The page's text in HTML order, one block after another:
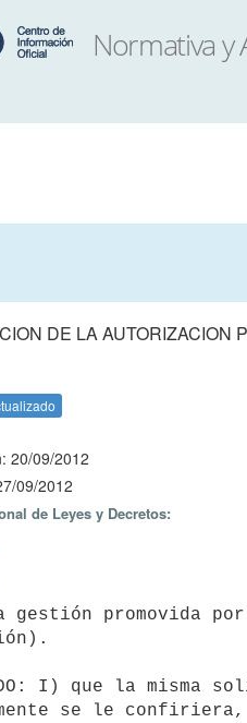
DE LA AUTORIZACION
20/09/2012
09/2012
de Leyes y Decretos:
gestión promovida
I) que la
se le